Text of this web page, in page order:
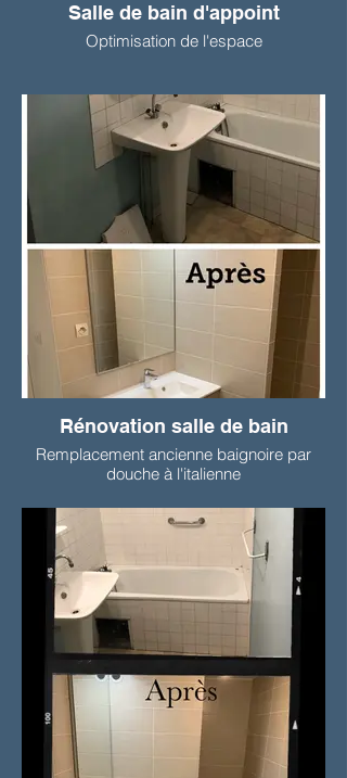
Salle de bain d'appoint
Optimisation de l'espace
Rénovation salle de bain
Remplacement ancienne baignoire par
douche à l'italienne